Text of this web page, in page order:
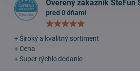
Overený zákazník ŠteFun
pred 0 dňami
+ Široký a kvalitný sortiment
+ Cena
+ Super rýchle dodanie